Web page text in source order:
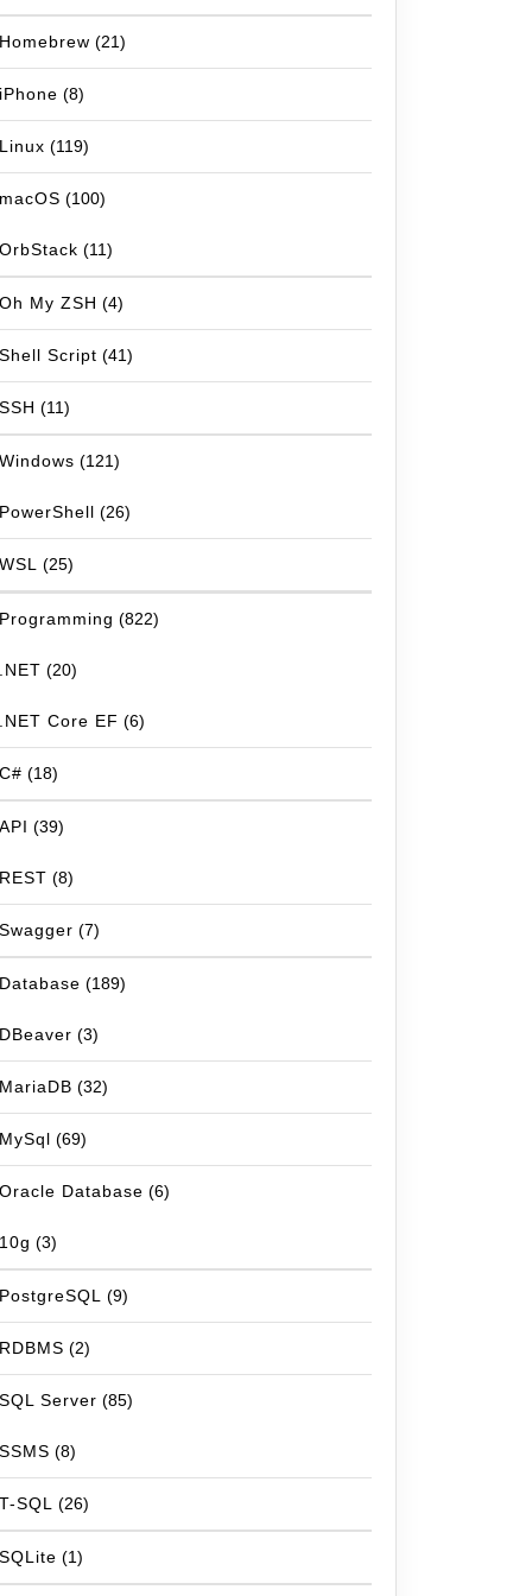
Homebrew (21)
iPhone (8)
Linux (119)
macOS (100)
OrbStack (11)
Oh My ZSH (4)
Shell Script (41)
SSH (11)
Windows (121)
PowerShell (26)
WSL (25)
Programming (822)
.NET (20)
.NET Core EF (6)
C# (18)
API (39)
REST (8)
Swagger (7)
Database (189)
DBeaver (3)
MariaDB (32)
MySql (69)
Oracle Database (6)
10g (3)
PostgreSQL (9)
RDBMS (2)
SQL Server (85)
SSMS (8)
T-SQL (26)
SQLite (1)